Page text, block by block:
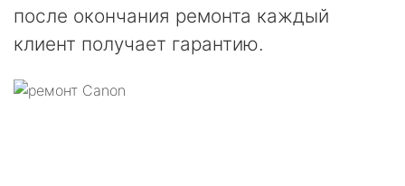
после окончания ремонта каждый
клиент получает гарантию.